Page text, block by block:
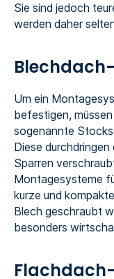
Sie sind jedoch
werden daher
Um ein
befestigen,
sogenannte
Diese
Sparren
Montagesysteme
kurze und
Blech geschraubt
besonders